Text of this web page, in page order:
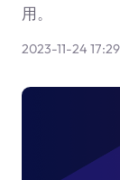
用。
2023-11-24 17:29